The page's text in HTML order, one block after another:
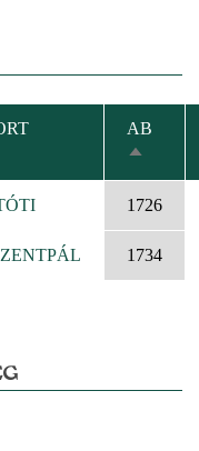
AB
1726
1734